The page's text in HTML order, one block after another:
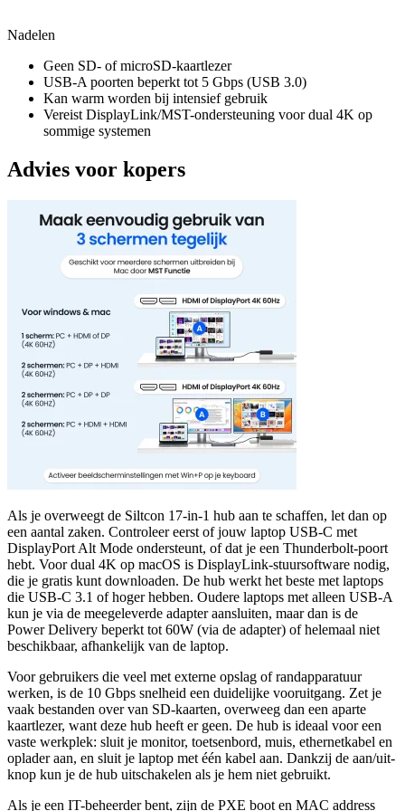
Nadelen
Geen SD- of microSD-kaartlezer
USB-A poorten beperkt tot 5 Gbps (USB 3.0)
Kan warm worden bij intensief gebruik
Vereist DisplayLink/MST-ondersteuning voor dual 4K op
sommige systemen
Advies voor kopers
Als je overweegt de Siltcon 17-in-1 hub aan te schaffen, let dan op
een aantal zaken. Controleer eerst of jouw laptop USB-C met
DisplayPort Alt Mode ondersteunt, of dat je een Thunderbolt-poort
hebt. Voor dual 4K op macOS is DisplayLink-stuursoftware nodig,
die je gratis kunt downloaden. De hub werkt het beste met laptops
die USB-C 3.1 of hoger hebben. Oudere laptops met alleen USB-A
kun je via de meegeleverde adapter aansluiten, maar dan is de
Power Delivery beperkt tot 60W (via de adapter) of helemaal niet
beschikbaar, afhankelijk van de laptop.
Voor gebruikers die veel met externe opslag of randapparatuur
werken, is de 10 Gbps snelheid een duidelijke vooruitgang. Zet je
vaak bestanden over van SD-kaarten, overweeg dan een aparte
kaartlezer, want deze hub heeft er geen. De hub is ideaal voor een
vaste werkplek: sluit je monitor, toetsenbord, muis, ethernetkabel en
oplader aan, en sluit je laptop met één kabel aan. Dankzij de aan/uit-
knop kun je de hub uitschakelen als je hem niet gebruikt.
Als je een IT-beheerder bent, zijn de PXE boot en MAC address